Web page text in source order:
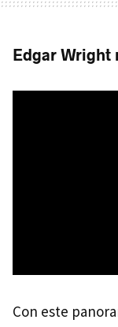
Edgar Wright
Con este